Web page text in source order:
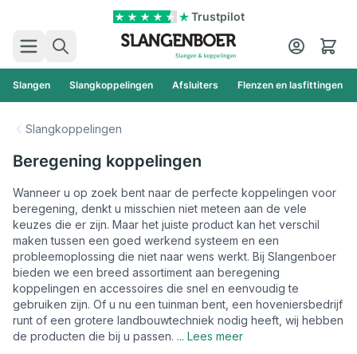
Trustpilot
Zoek
Cart
Slangen Slangkoppelingen Afsluiters Flenzen en lasfittingen
Slangkoppelingen
Beregening koppelingen
Wanneer u op zoek bent naar de perfecte koppelingen voor
beregening, denkt u misschien niet meteen aan de vele
keuzes die er zijn. Maar het juiste product kan het verschil
maken tussen een goed werkend systeem en een
probleemoplossing die niet naar wens werkt. Bij Slangenboer
bieden we een breed assortiment aan beregening
koppelingen en accessoires die snel en eenvoudig te
gebruiken zijn. Of u nu een tuinman bent, een hoveniersbedrijf
runt of een grotere landbouwtechniek nodig heeft, wij hebben
de producten die bij u passen. ... Lees meer